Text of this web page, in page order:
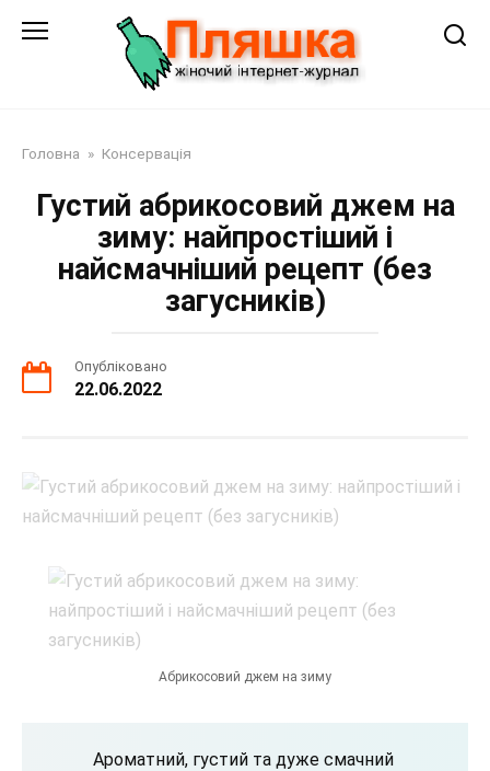
Головна » Консервація
Густий абрикосовий джем на
зиму: найпростіший і
найсмачніший рецепт (без
загусників)
Опубліковано
22.06.2022
Абрикосовий джем на зиму
Ароматний, густий та дуже смачний